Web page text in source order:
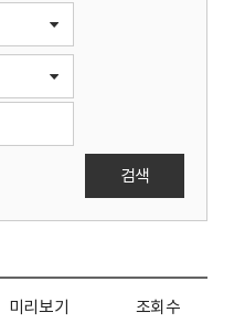
검색
미리보기 조회수